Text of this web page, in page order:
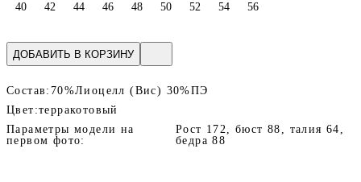
40
42 44 46 48 50 52 54 56
ДОБАВИТЬ В КОРЗИНУ
Состав: 70%Лиоцелл (Вис) 30%ПЭ
Цвет:терракотовый
Параметры модели на
первом фото:
Рост 172, бюст 88, талия 64,
бедра 88